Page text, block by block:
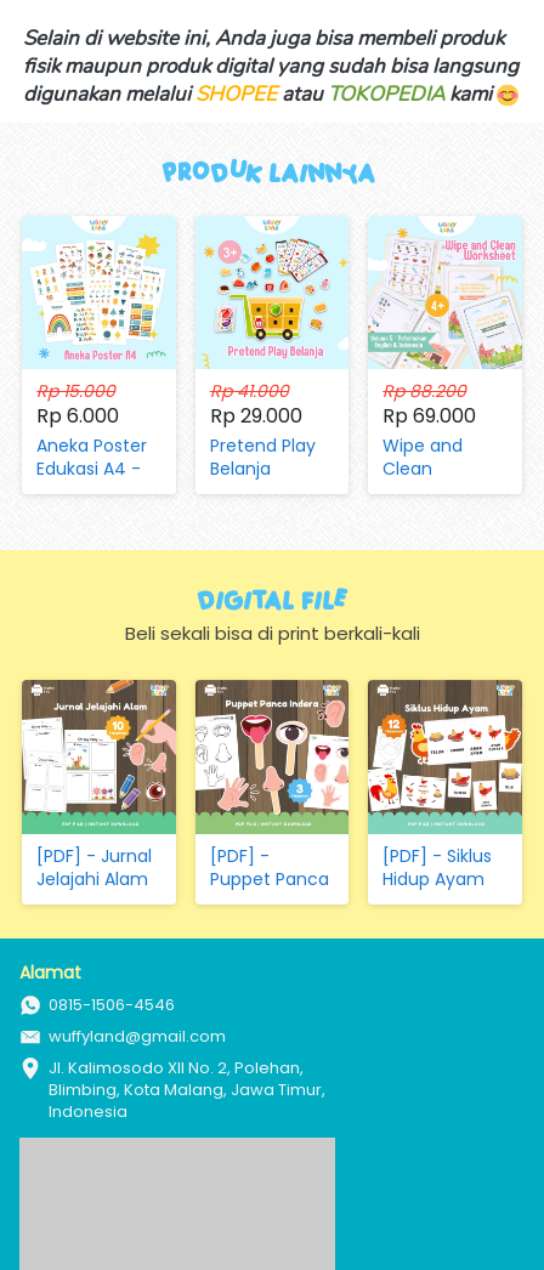
Selain di website ini, Anda juga bisa membeli produk
fisik maupun produk digital yang sudah bisa langsung
digunakan melalui SHOPEE atau TOKOPEDIA kami
Produk Lainnya
Rp 15.000
Rp 6.000
Aneka Poster
Edukasi A4 -
Mengenal
(Hanya
Kertas)
Rp 41.000
Rp 29.000
Pretend Play
Belanja
(dengan
Rp 88.200
Rp 69.000
Wipe and
Clean
Worksheet Vol
Digital FIle
Beli sekali bisa di print berkali-kali
[PDF] - Jurnal
Jelajahi Alam
[PDF] -
Puppet Panca
Indera
[PDF] - Siklus
Hidup Ayam
Alamat
0815-1506-4546
wuffyland@gmail.com
Jl. Kalimosodo XII No. 2, Polehan,
Blimbing, Kota Malang, Jawa Timur,
Indonesia